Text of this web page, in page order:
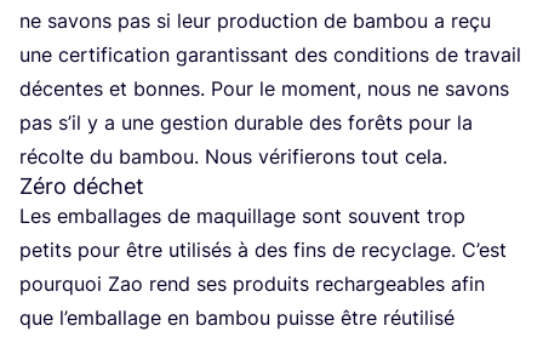
ne savons pas si leur pro­duc­tion de bam­bou a reçu
une cer­ti­fi­ca­tion garan­tis­sant des condi­tions de tra­vail
décentes et bonnes. Pour le moment, nous ne savons
pas s’il y a une ges­tion durable des forêts pour la
récolte du bam­bou. Nous véri­fie­rons tout cela.
Zéro déchet
Les embal­lages de maquillage sont sou­vent trop
petits pour être uti­li­sés à des fins de recy­clage. C’est
pour­quoi Zao rend ses pro­duits rechar­geables afin
que l’em­bal­lage en bam­bou puisse être réuti­li­sé